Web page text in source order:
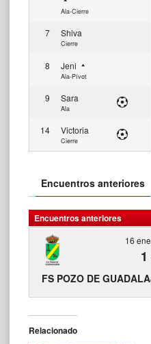
Ala-Cierre
7 Shiva
Cierre
8 Jeni
Ala-Pívot
9 Sara
Ala
14 Victoria
Cierre
Encuentros anteriores
Encuentros anteriores
16
1
FS POZO DE
Relacionado